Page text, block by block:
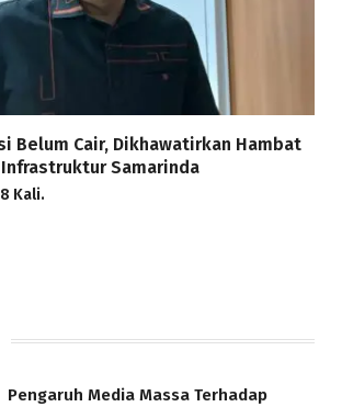
Belum Cair, Dikhawatirkan Hambat
Samarinda
Kali.
Pengaruh Media Massa Terhadap